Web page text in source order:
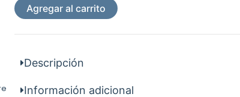
22
Full
HD
Agregar al carrito
Descripción
Información adicional